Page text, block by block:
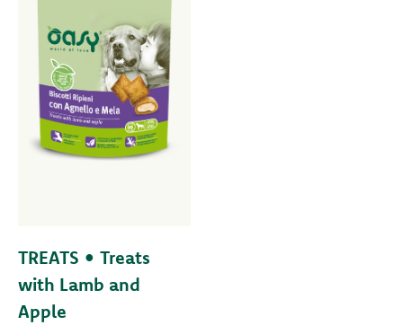
TREATS • Treats
with Lamb and
Apple